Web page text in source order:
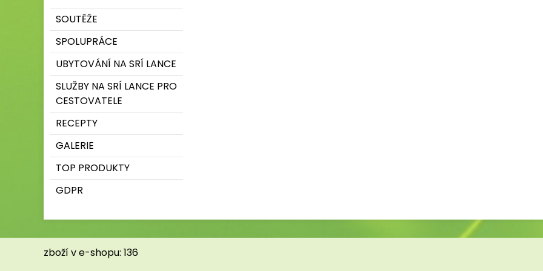
SOUTĚŽE
SPOLUPRÁCE
UBYTOVÁNÍ NA SRÍ LANCE
SLUŽBY NA SRÍ LANCE PRO
CESTOVATELE
RECEPTY
GALERIE
TOP PRODUKTY
GDPR
zboží v e-shopu: 136